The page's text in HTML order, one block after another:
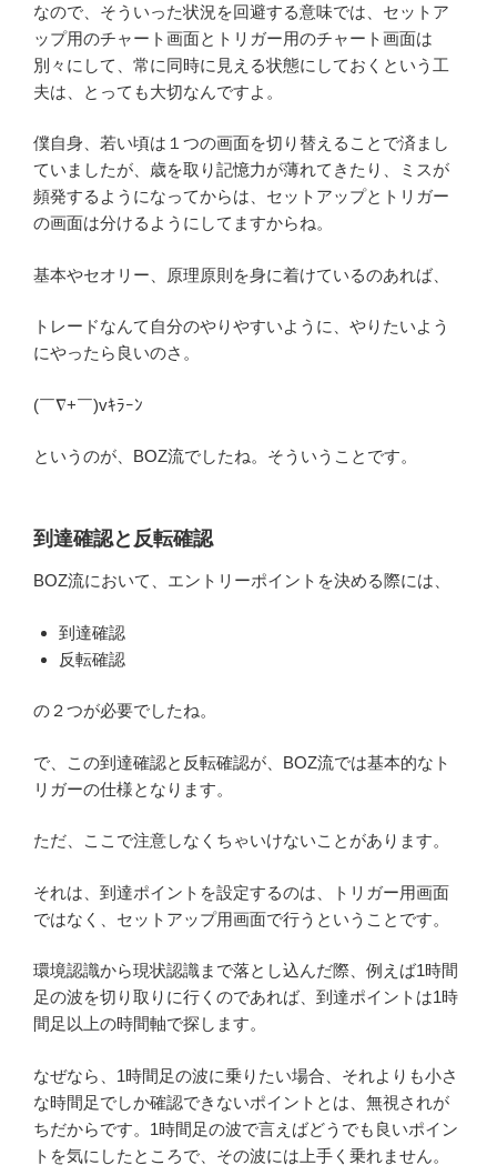
なので、そういった状況を回避する意味では、セットア
ップ用のチャート画面とトリガー用のチャート画面は
別々にして、常に同時に見える状態にしておくという工
夫は、とっても大切なんですよ。
僕自身、若い頃は１つの画面を切り替えることで済まし
ていましたが、歳を取り記憶力が薄れてきたり、ミスが
頻発するようになってからは、セットアップとトリガー
の画面は分けるようにしてますからね。
基本やセオリー、原理原則を身に着けているのあれば、
トレードなんて自分のやりやすいように、やりたいよう
にやったら良いのさ。
(￣∇+￣)vｷﾗｰﾝ
というのが、BOZ流でしたね。そういうことです。
到達確認と反転確認
BOZ流において、エントリーポイントを決める際には、
到達確認
反転確認
の２つが必要でしたね。
で、この到達確認と反転確認が、BOZ流では基本的なト
リガーの仕様となります。
ただ、ここで注意しなくちゃいけないことがあります。
それは、到達ポイントを設定するのは、トリガー用画面
ではなく、セットアップ用画面で行うということです。
環境認識から現状認識まで落とし込んだ際、例えば1時間
足の波を切り取りに行くのであれば、到達ポイントは1時
間足以上の時間軸で探します。
なぜなら、1時間足の波に乗りたい場合、それよりも小さ
な時間足でしか確認できないポイントとは、無視されが
ちだからです。1時間足の波で言えばどうでも良いポイン
トを気にしたところで、その波には上手く乗れません。